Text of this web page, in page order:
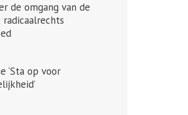
de omgang van de
‘Sta op voor